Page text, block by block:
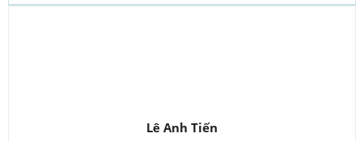
Lê Anh Tiến